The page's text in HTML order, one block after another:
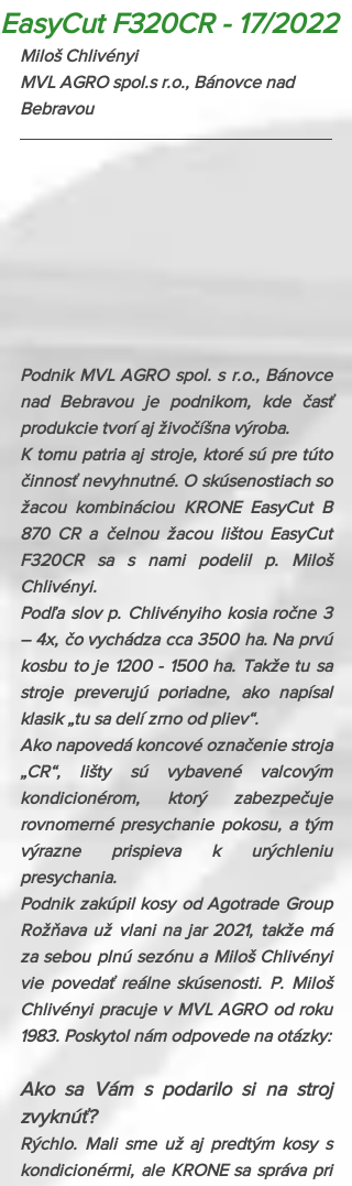
EasyCut F320CR - 17/2022
Miloš Chlivényi
MVL AGRO spol.s r.o., Bánovce nad
Bebravou
Podnik MVL AGRO spol. s r.o., Bánovce
nad Bebravou je podnikom, kde časť
produkcie tvorí aj živočíšna výroba.
K tomu patria aj stroje, ktoré sú pre túto
činnosť nevyhnutné. O skúsenostiach so
žacou kombináciou KRONE EasyCut B
870 CR a čelnou žacou lištou EasyCut
F320CR sa s nami podelil p. Miloš
Chlivényi.
Podľa slov p. Chlivényiho kosia ročne 3
– 4x, čo vychádza cca 3500 ha. Na prvú
kosbu to je 1200 - 1500 ha. Takže tu sa
stroje preverujú poriadne, ako napísal
klasik „tu sa delí zrno od pliev“.
Ako napovedá koncové označenie stroja
„CR“, lišty sú vybavené valcovým
kondicionérom, ktorý zabezpečuje
rovnomerné presychanie pokosu, a tým
výrazne prispieva k urýchleniu
presychania.
Podnik zakúpil kosy od Agotrade Group
Rožňava už vlani na jar 2021, takže má
za sebou plnú sezónu a Miloš Chlivényi
vie povedať reálne skúsenosti. P. Miloš
Chlivényi pracuje v MVL AGRO od roku
1983. Poskytol nám odpovede na otázky:
Ako sa Vám s podarilo si na stroj
zvyknúť?
Rýchlo. Mali sme už aj predtým kosy s
kondicionérmi, ale KRONE sa správa pri